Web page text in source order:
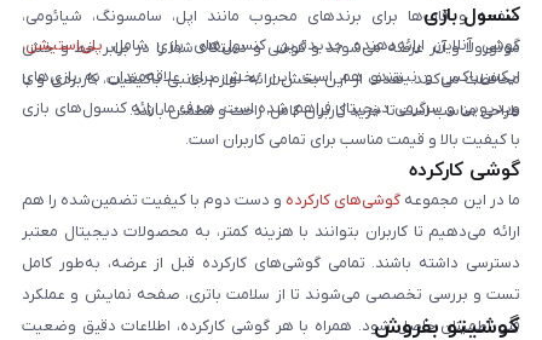
صفحه و قاب‌ها برای برندهای محبوب مانند اپل، سامسونگ، شیائومی،
موتورولا و آنر عرضه می‌شوند و گوشی و دستگاه شما را در برابر خط و خش
محافظت می‌کنند. هدف از این بخش ارائه لوازم جانبی باکیفیت، کاربردی و با
طراحی مناسب است تا خرید کاربران کامل، راحت و مطمئن باشد.
کنسول بازی
گوشی آنلاین ارائه‌دهنده جدیدترین کنسول‌های بازی شامل پلی‌استیشن،
ایکس‌باکس و نینتندو هم است. این بخش برای علاقه‌مندان به بازی‌های
ویدیویی و سرگرمی دیجیتال فراهم شده است. هدف ما ارائه کنسول‌های بازی
با کیفیت بالا و قیمت مناسب برای تمامی کاربران است.
گوشی کارکرده
ما در این مجموعه گوشی‌های کارکرده و دست دوم با کیفیت تضمین‌شده را هم
ارائه می‌دهیم تا کاربران بتوانند با هزینه کمتر، به محصولات دیجیتال معتبر
دسترسی داشته باشند. تمامی گوشی‌های کارکرده قبل از عرضه، به‌طور کامل
تست و بررسی تخصصی می‌شوند تا از سلامت باتری، صفحه نمایش و عملکرد
فنی اطمینان حاصل شود. همراه با هر گوشی کارکرده، اطلاعات دقیق وضعیت
گوشیتو بفروش